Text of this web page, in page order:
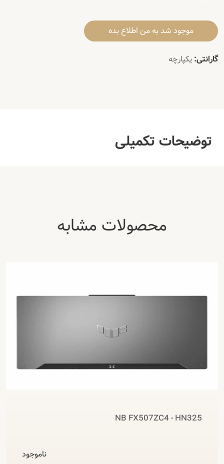
موجود شد به من اطلاع بده
گارانتی: یکپارچه
توضیحات تکمیلی
محصولات مشابه
NB FX507ZC4 - HN325
ناموجود